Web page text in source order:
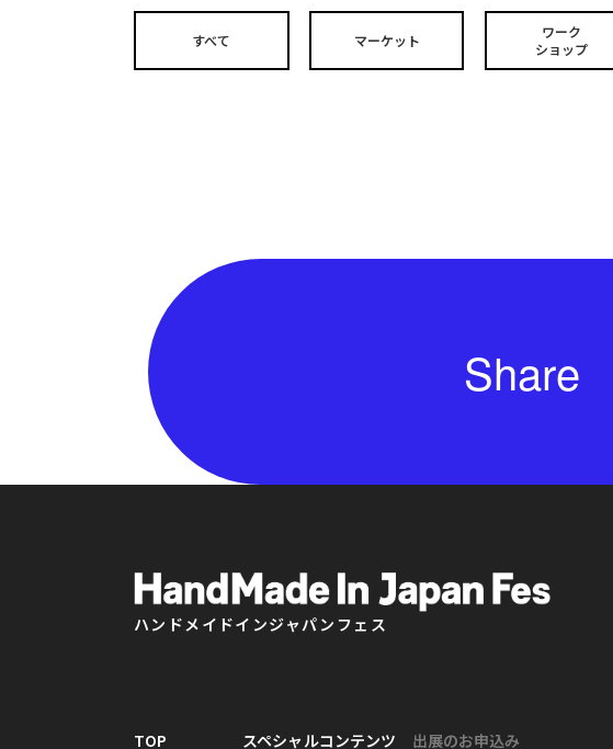
すべて マーケット
ワーク
ショップ
Share
ハンドメイドインジャパンフェス
TOP スペシャルコンテンツ 出展のお申込み